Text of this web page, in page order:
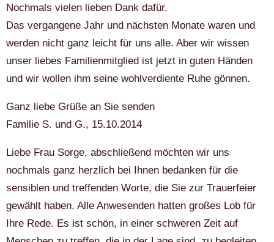
Nochmals vielen lieben Dank dafür.
Das vergangene Jahr und nächsten Monate waren und
werden nicht ganz leicht für uns alle. Aber wir wissen
unser liebes Familienmitglied ist jetzt in guten Händen
und wir wollen ihm seine wohlverdiente Ruhe gönnen.
Ganz liebe Grüße an Sie senden
Familie S. und G., 15.10.2014
Liebe Frau Sorge, abschließend möchten wir uns
nochmals ganz herzlich bei Ihnen bedanken für die
sensiblen und treffenden Worte, die Sie zur Trauerfeier
gewählt haben. Alle Anwesenden hatten großes Lob für
Ihre Rede. Es ist schön, in einer schweren Zeit auf